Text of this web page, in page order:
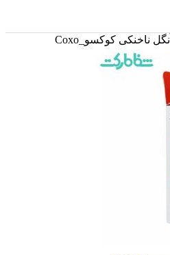
آنگل ناخنکی کوکسو_Coxo